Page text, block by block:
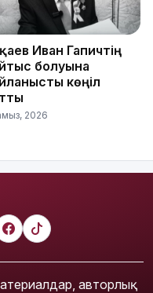
Иван Гапичтің
болуына
көңіл
2026
авторлық